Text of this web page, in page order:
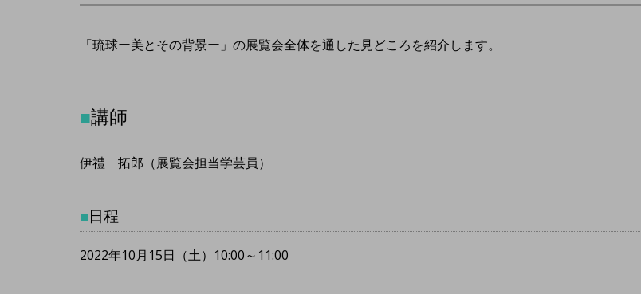
「琉球ー美とその背景ー」の展覧会全体を通した見どころを紹介します。
■講師
伊禮 拓郎（展覧会担当学芸員）
■日程
2022年10月15日（土）10:00～11:00